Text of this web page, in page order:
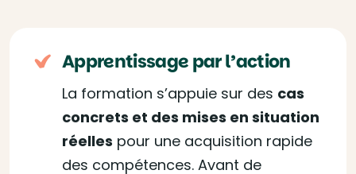
Apprentissage par l’action
La formation s’appuie sur des cas
concrets et des mises en situation
réelles pour une acquisition rapide
des compétences. Avant de